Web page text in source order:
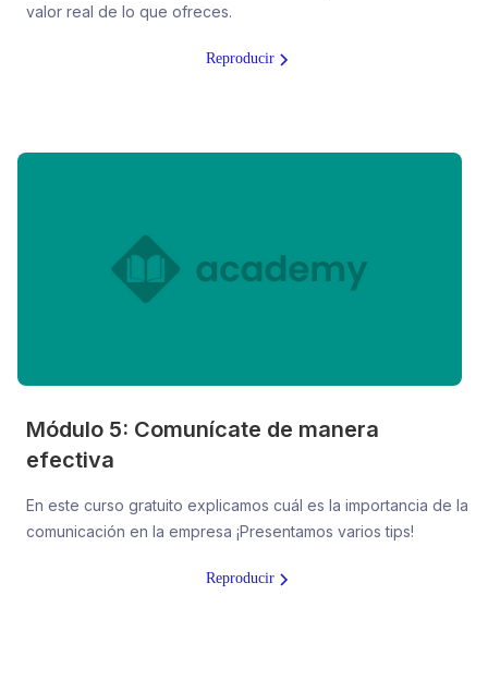
valor real de lo que ofreces.
Reproducir
Módulo 5: Comunícate de manera
efectiva
En este curso gratuito explicamos cuál es la importancia de la
comunicación en la empresa ¡Presentamos varios tips!
Reproducir